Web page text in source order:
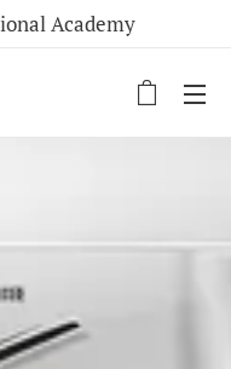
Academy